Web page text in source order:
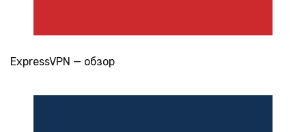
ExpressVPN — обзор